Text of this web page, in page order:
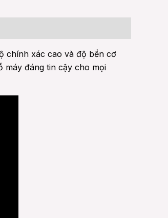
chính xác cao và độ bền cơ
máy đáng tin cậy cho mọi